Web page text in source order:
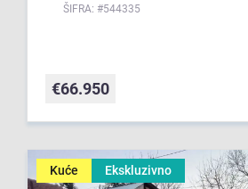
ŠIFRA: #544335
€66.950
Kuće Ekskluzivno